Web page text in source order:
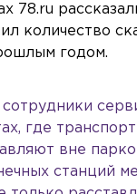
78.ru
количество
годом.
где
вне
станций